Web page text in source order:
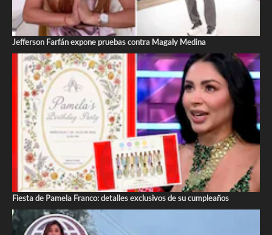
Jefferson Farfán expone pruebas contra Magaly Medina
Fiesta de Pamela Franco: detalles exclusivos de su cumpleaños